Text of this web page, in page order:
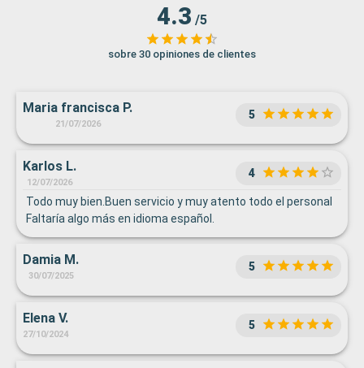
4.3 /5
sobre 30 opiniones de clientes
Maria francisca P.
21/07/2026
5
Karlos L.
12/07/2026
4
Todo muy bien.Buen servicio y muy atento todo el personal
Faltaría algo más en idioma español.
Damia M.
30/07/2025
5
Elena V.
27/10/2024
5